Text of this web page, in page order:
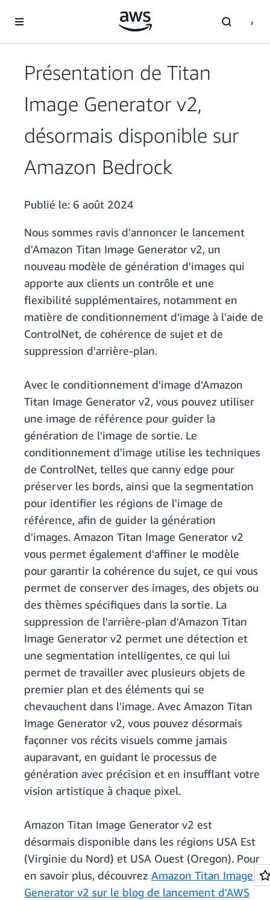
Présentation de Titan
Image Generator v2,
désormais disponible sur
Amazon Bedrock
Publié le: 6 août 2024
Nous sommes ravis d'annoncer le lancement
d'Amazon Titan Image Generator v2, un
nouveau modèle de génération d'images qui
apporte aux clients un contrôle et une
flexibilité supplémentaires, notamment en
matière de conditionnement d’image à l'aide de
ControlNet, de cohérence de sujet et de
suppression d'arrière-plan.
Avec le conditionnement d'image d’Amazon
Titan Image Generator v2, vous pouvez utiliser
une image de référence pour guider la
génération de l'image de sortie. Le
conditionnement d'image utilise les techniques
de ControlNet, telles que canny edge pour
préserver les bords, ainsi que la segmentation
pour identifier les régions de l'image de
référence, afin de guider la génération
d'images. Amazon Titan Image Generator v2
vous permet également d'affiner le modèle
pour garantir la cohérence du sujet, ce qui vous
permet de conserver des images, des objets ou
des thèmes spécifiques dans la sortie. La
suppression de l'arrière-plan d'Amazon Titan
Image Generator v2 permet une détection et
une segmentation intelligentes, ce qui lui
permet de travailler avec plusieurs objets de
premier plan et des éléments qui se
chevauchent dans l'image. Avec Amazon Titan
Image Generator v2, vous pouvez désormais
façonner vos récits visuels comme jamais
auparavant, en guidant le processus de
génération avec précision et en insufflant votre
vision artistique à chaque pixel.
Amazon Titan Image Generator v2 est
désormais disponible dans les régions USA Est
(Virginie du Nord) et USA Ouest (Oregon). Pour
en savoir plus, découvrez Amazon Titan Image
Generator v2 sur le blog de lancement d'AWS